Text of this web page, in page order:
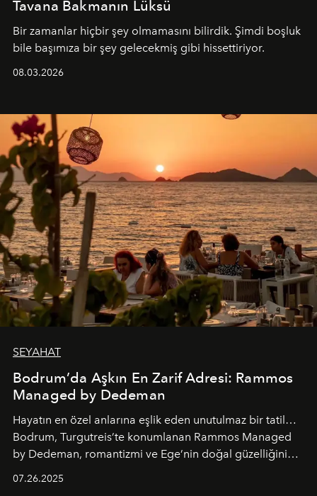
Tavana Bakmanın Lüksü
Bir zamanlar hiçbir şey olmamasını bilirdik. Şimdi boşluk
bile başımıza bir şey gelecekmiş gibi hissettiriyor.
08.03.2026
SEYAHAT
Bodrum’da Aşkın En Zarif Adresi: Rammos
Managed by Dedeman
Hayatın en özel anlarına eşlik eden unutulmaz bir tatil…
Bodrum, Turgutreis’te konumlanan Rammos Managed
by Dedeman, romantizmi ve Ege’nin doğal güzelliğini
07.26.2025